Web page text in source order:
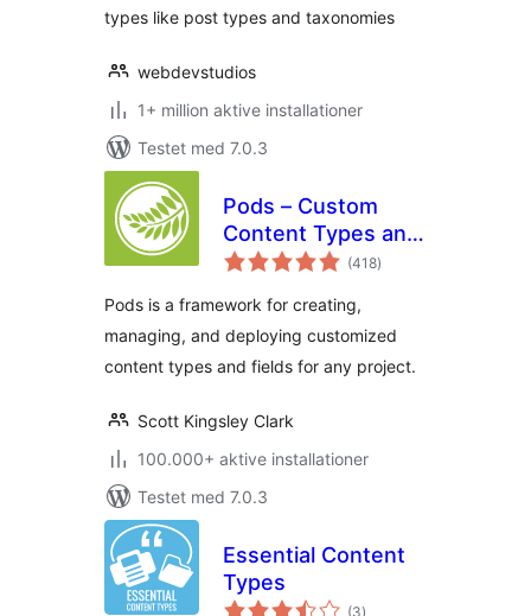
types like post types and taxonomies
webdevstudios
1+ million aktive installationer
Testet med 7.0.3
Pods – Custom
Content Types and
Fields
(418totale
bedømmelser
)
Pods is a framework for creating,
managing, and deploying customized
content types and fields for any project.
Scott Kingsley Clark
100.000+ aktive installationer
Testet med 7.0.3
Essential Content
Types
(3totale
)